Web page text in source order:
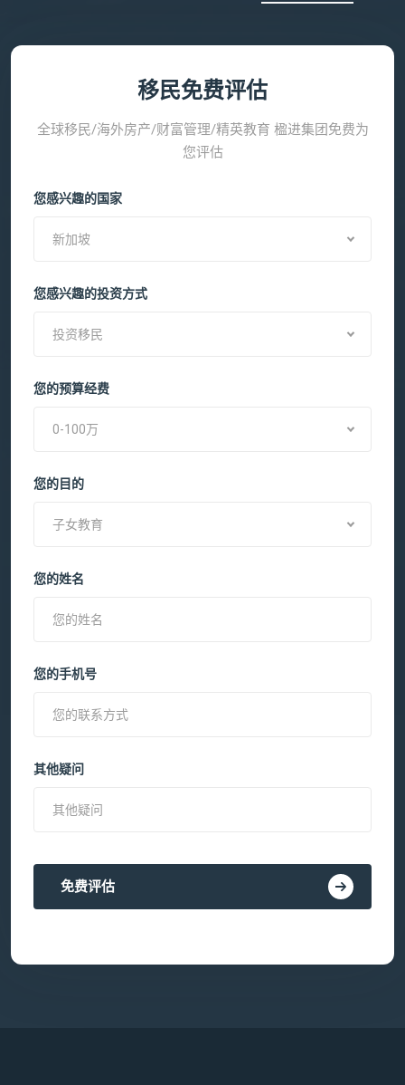
移民免费评估
全球移民/海外房产/财富管理/精英教育 楹进集团免费为
您评估
您感兴趣的国家
新加坡
您感兴趣的投资方式
投资移民
您的预算经费
0-100万
您的目的
子女教育
您的姓名
您的手机号
其他疑问
免费评估